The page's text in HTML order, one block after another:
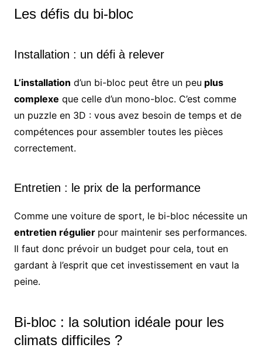
Les défis du bi-bloc
Installation : un défi à relever
L’installation d’un bi-bloc peut être un peu plus
complexe que celle d’un mono-bloc. C’est comme
un puzzle en 3D : vous avez besoin de temps et de
compétences pour assembler toutes les pièces
correctement.
Entretien : le prix de la performance
Comme une voiture de sport, le bi-bloc nécessite un
entretien régulier pour maintenir ses performances.
Il faut donc prévoir un budget pour cela, tout en
gardant à l’esprit que cet investissement en vaut la
peine.
Bi-bloc : la solution idéale pour les
climats difficiles ?